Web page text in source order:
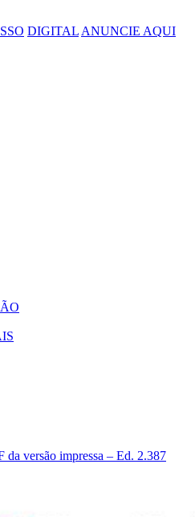
DIGITAL ANUNCIE AQUI
versão impressa – Ed. 2.387